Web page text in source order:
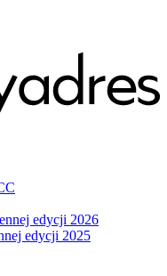
edycji 2026
edycji 2025